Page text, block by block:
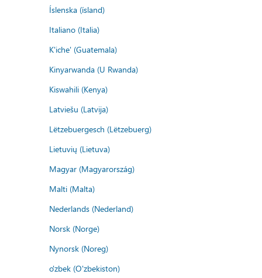
Íslenska (ísland)
Italiano (Italia)
K'iche' (Guatemala)
Kinyarwanda (U Rwanda)
Kiswahili (Kenya)
Latviešu (Latvija)
Lëtzebuergesch (Lëtzebuerg)
Lietuvių (Lietuva)
Magyar (Magyarország)
Malti (Malta)
Nederlands (Nederland)
Norsk (Norge)
Nynorsk (Noreg)
o'zbek (O'zbekiston)